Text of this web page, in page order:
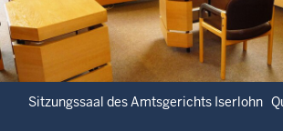
Sitzungssaal des Amtsgerichts Iserlohn